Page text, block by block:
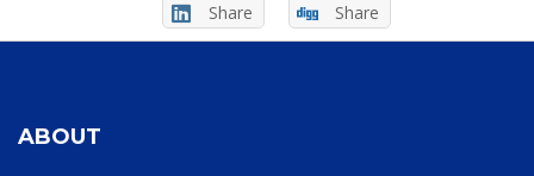
Share Share
ABOUT